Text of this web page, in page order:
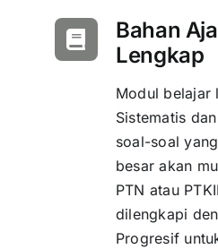
Bahan
Lengkap
Modul belajar
Sistematis
soal-soal
besar akan
PTN atau
dilengkapi
Progresif